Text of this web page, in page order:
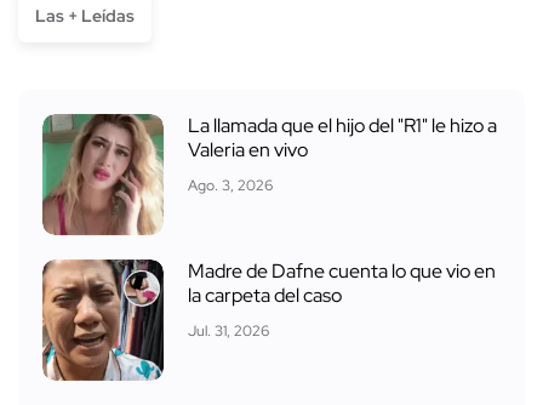
Las + Leídas
La llamada que el hijo del "R1" le hizo a
Valeria en vivo
Ago. 3, 2026
Madre de Dafne cuenta lo que vio en
la carpeta del caso
Jul. 31, 2026